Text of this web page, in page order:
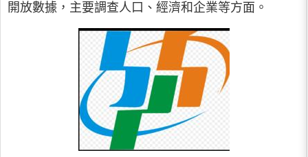
開放數據，主要調查人口、經濟和企業等方面。